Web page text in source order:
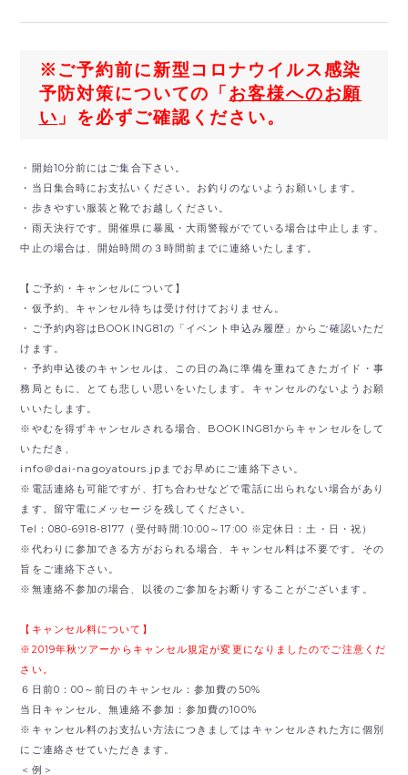
※ご予約前に新型コロナウイルス感染
予防対策についての「お客様へのお願
い 」を必ずご確認ください。
・開始10分前にはご集合下さい。
・当日集合時にお支払いください。お釣りのないようお願いします。
・歩きやすい服装と靴でお越しください。
・雨天決行です。開催県に暴風・大雨警報がでている場合は中止します。
中止の場合は、開始時間の３時間前までに連絡いたします。
【ご予約・キャンセルについて】
・仮予約、キャンセル待ちは受け付けておりません。
・ご予約内容はBOOKING81の「イベント申込み履歴」からご確認いただ
けます。
・予約申込後のキャンセルは、この日の為に準備を重ねてきたガイド・事
務局ともに、とても悲しい思いをいたします。キャンセルのないようお願
いいたします。
※やむを得ずキャンセルされる場合、BOOKING81からキャンセルをして
いただき、
info＠dai-nagoyatours.jpまでお早めにご連絡下さい。
※電話連絡も可能ですが、打ち合わせなどで電話に出られない場合があり
ます。留守電にメッセージを残してください。
Tel：080-6918-8177（受付時間:10:00～17:00 ※定休日：土・日・祝）
※代わりに参加できる方がおられる場合、キャンセル料は不要です。その
旨をご連絡下さい。
※無連絡不参加の場合、以後のご参加をお断りすることがございます。
【キャンセル料について】
※2019年秋ツアーからキャンセル規定が変更になりましたのでご注意くだ
さい。
６日前0：00～前日のキャンセル：参加費の50%
当日キャンセル、無連絡不参加：参加費の100%
※キャンセル料のお支払い方法につきましてはキャンセルされた方に個別
にご連絡させていただきます。
＜例＞